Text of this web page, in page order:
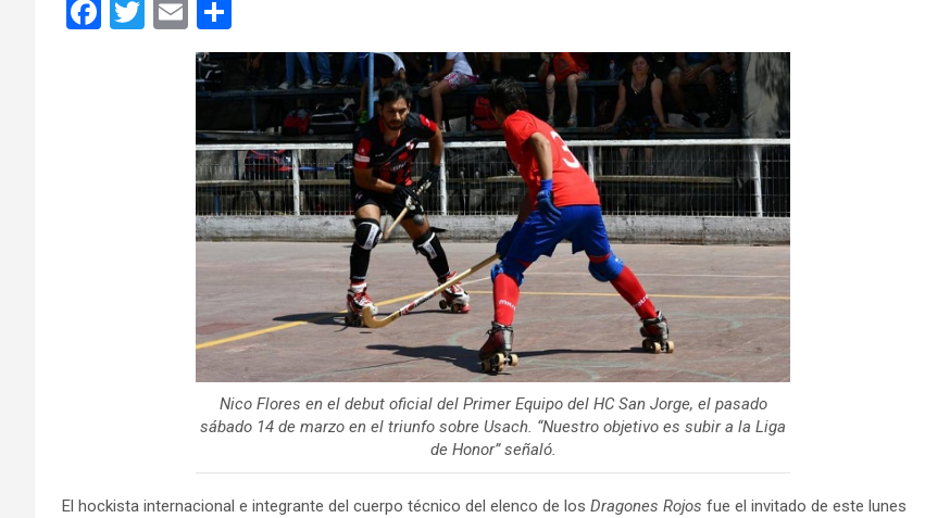
F
T
E
m
ail
o
m
ar
tir
Nico Flores en el debut oficial del Primer Equipo del HC San Jorge, el pasado
sábado 14 de marzo en el triunfo sobre Usach. “Nuestro objetivo es subir a la Liga
de Honor” señaló.
El hockista internacional e integrante del cuerpo técnico del elenco de los Dragones Rojos fue el invitado de este lunes